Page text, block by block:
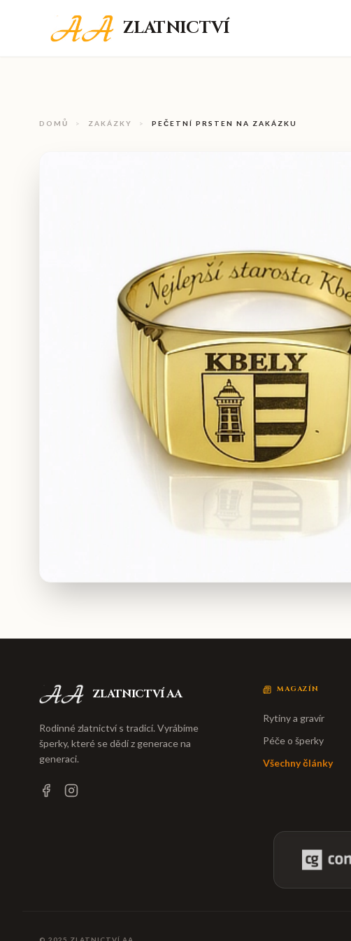
ZLATNICTVÍ
DOMŮ > ZAKÁZKY > PEČETNÍ PRSTEN NA ZAKÁZKU
ZLATNICTVÍ AA
Rodinné zlatnictví s tradicí. Vyrábíme
šperky, které se dědí z generace na
generaci.
MAGAZÍN
Rytiny a gravír
Péče o šperky
Všechny články